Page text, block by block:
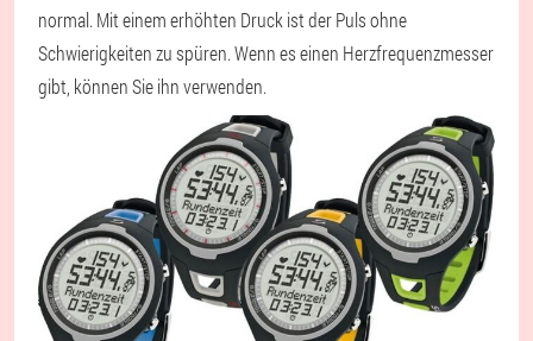
normal. Mit einem erhöhten Druck ist der Puls ohne
Schwierigkeiten zu spüren. Wenn es einen Herzfrequenzmesser
gibt, können Sie ihn verwenden.